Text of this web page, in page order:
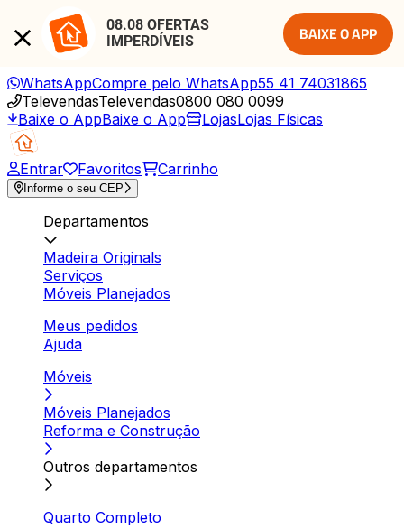
08.08 OFERTAS
IMPERDÍVEIS
BAIXE O APP
WhatsAppCompre pelo WhatsApp55 41 74031865
TelevendasTelevendas0800 080 0099
Baixe o AppBaixe o App LojasLojas Físicas
Entrar Favoritos Carrinho
Informe o seu CEP
Departamentos
Madeira Originals
Serviços
Móveis Planejados
Meus pedidos
Ajuda
Móveis
Móveis Planejados
Reforma e Construção
Outros departamentos
Quarto Completo